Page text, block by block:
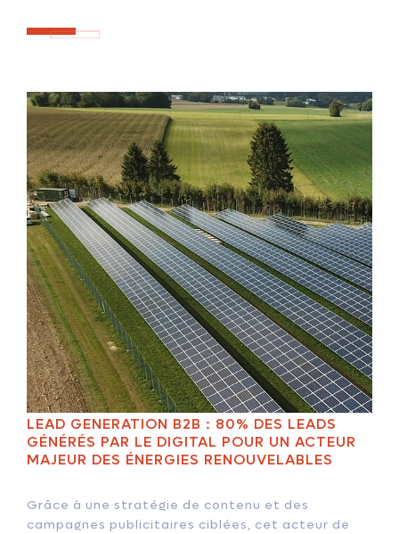
LEAD GENERATION B2B : 80% DES LEADS
GÉNÉRÉS PAR LE DIGITAL POUR UN ACTEUR
MAJEUR DES ÉNERGIES RENOUVELABLES
Grâce à une stratégie de contenu et des
campagnes publicitaires ciblées, cet acteur de